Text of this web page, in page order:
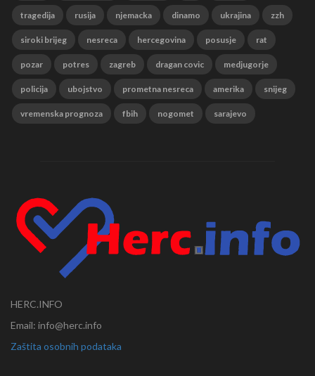
tragedija rusija njemacka dinamo ukrajina zzh
siroki brijeg nesreca hercegovina posusje rat
pozar potres zagreb dragan covic medjugorje
policija ubojstvo prometna nesreca amerika snijeg
vremenska prognoza fbih nogomet sarajevo
HERC.INFO
Email: info@herc.info
Zaštita osobnih podataka